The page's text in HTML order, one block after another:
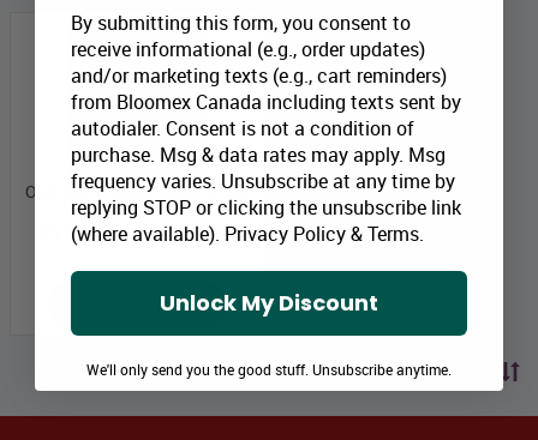
Orchidée Phalaenopsis en pot
Prix Bloomex: 54,99 $
MAGASINEZ
trier par prix
By submitting this form, you consent to
receive informational (e.g., order updates)
and/or marketing texts (e.g., cart reminders)
from Bloomex Canada including texts sent by
autodialer. Consent is not a condition of
purchase. Msg & data rates may apply. Msg
frequency varies. Unsubscribe at any time by
replying STOP or clicking the unsubscribe link
(where available). Privacy Policy&Terms.
Unlock My Discount
We'll only send you the good stuff. Unsubscribe anytime.